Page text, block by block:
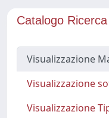
Catalogo
Visualizzazione
Visualizzazione
Visualizzazione